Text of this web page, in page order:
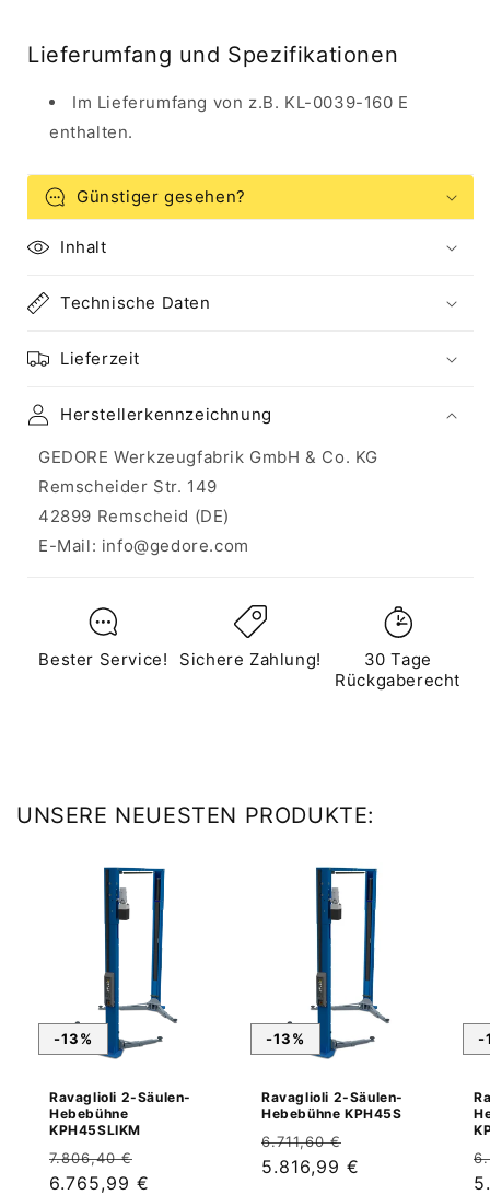
Lieferumfang und Spezifikationen
Im Lieferumfang von z.B. KL-0039-160 E
enthalten.
Günstiger gesehen?
Inhalt
Technische Daten
Lieferzeit
Herstellerkennzeichnung
GEDORE Werkzeugfabrik GmbH & Co. KG
Remscheider Str. 149
42899 Remscheid (DE)
E-Mail: info@gedore.com
Bester Service! Sichere Zahlung!
30 Tage
Rückgaberecht
UNSERE NEUESTEN PRODUKTE:
-13%
Ravaglioli 2-Säulen-
Hebebühne
KPH45SLIKM
Normaler
Preis
7.806,40 €
Verkaufspreis
6.765,99 €
-13%
Ravaglioli 2-Säulen-
Hebebühne KPH45S
Normaler
Preis
6.711,60 €
Verkaufspreis
5.816,99 €
-